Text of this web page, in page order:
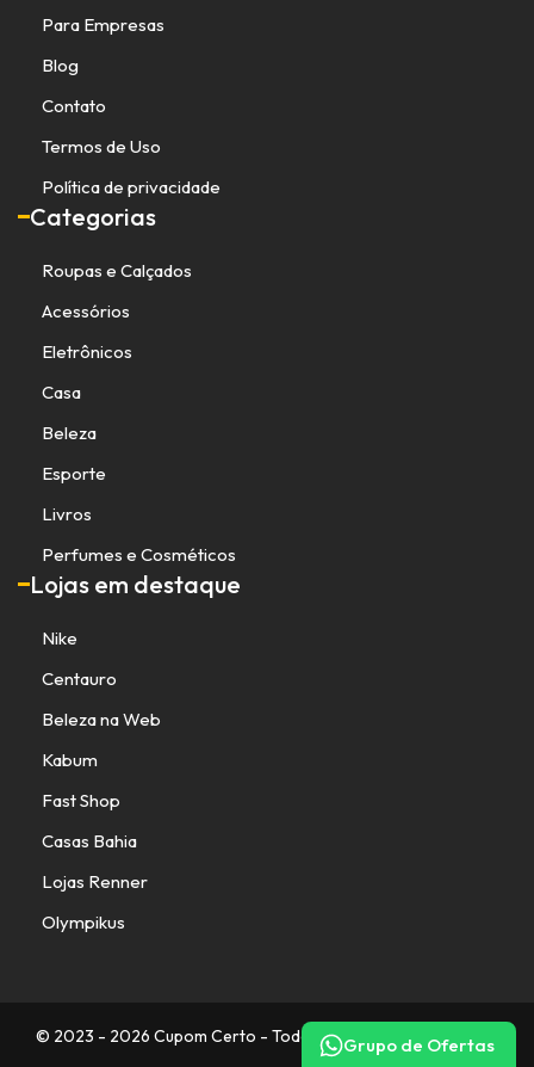
Grupo de Ofertas
Para Empresas
Blog
Contato
Termos de Uso
Política de privacidade
Categorias
Roupas e Calçados
Acessórios
Eletrônicos
Casa
Beleza
Esporte
Livros
Perfumes e Cosméticos
Lojas em destaque
Nike
Centauro
Beleza na Web
Kabum
Fast Shop
Casas Bahia
Lojas Renner
Olympikus
© 2023 - 2026 Cupom Certo - Todos os direitos reservados.